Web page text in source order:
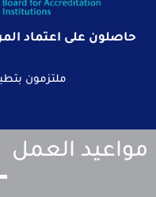
حاصلون على اعتماد
ملتزمون
مواعيد العمل